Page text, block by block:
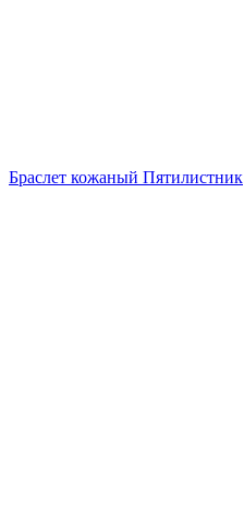
Браслет кожаный Пятилистник